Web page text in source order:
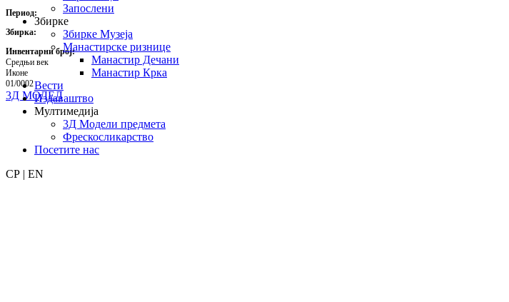
Запослени
Збирке
Збирке Музеја
Манастирске ризнице
Манастир Дечани
Манастир Крка
Вести
Издаваштво
Мултимедија
3Д Модели предмета
Фрескосликарство
Посетите нас
СР | EN
Период:
Збирка:
Инвентарни број:
Средњи век
Иконе
01/0002
3Д МОДЕЛ